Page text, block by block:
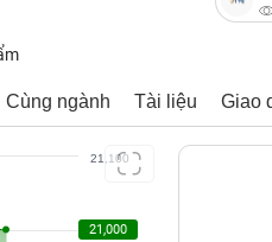
Cùng ngành Tài liệu Giao
21,000
21,100
21,000